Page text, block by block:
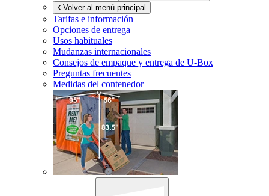
Volver al menú principal
Tarifas e información
Opciones de entrega
Usos habituales
Mudanzas internacionales
Consejos de empaque y entrega de U-Box
Preguntas frecuentes
Medidas del contenedor